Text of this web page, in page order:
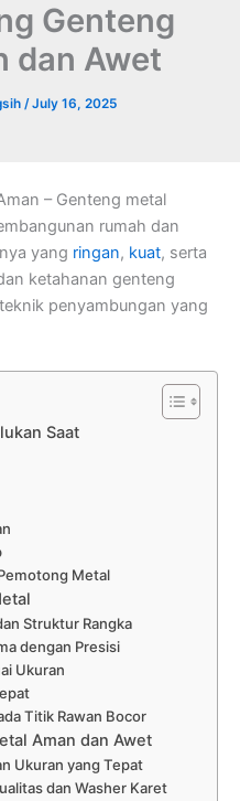
Genteng
dan Awet
/July 16, 2025
– Genteng metal
rumah dan
yang ringan, kuat, serta
ketahanan genteng
penyambungan yang
Saat
Metal
Struktur Rangka
dengan Presisi
Ukuran
Titik Rawan Bocor
Aman dan Awet
Ukuran yang Tepat
dan Washer Karet